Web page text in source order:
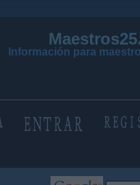
Información para